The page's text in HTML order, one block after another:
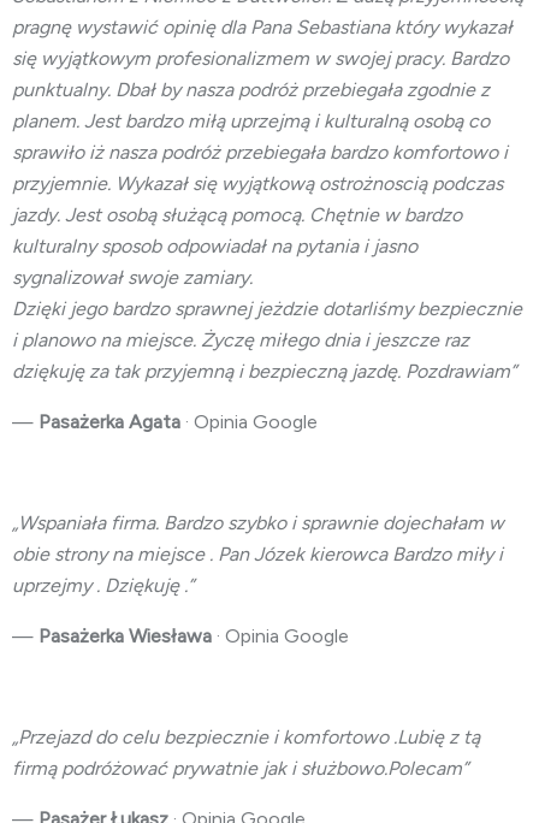
pragnę wystawić opinię dla Pana Sebastiana który wykazał
się wyjątkowym profesionalizmem w swojej pracy. Bardzo
punktualny. Dbał by nasza podróż przebiegała zgodnie z
planem. Jest bardzo miłą uprzejmą i kulturalną osobą co
sprawiło iż nasza podróż przebiegała bardzo komfortowo i
przyjemnie. Wykazał się wyjątkową ostrożnoscią podczas
jazdy. Jest osobą służącą pomocą. Chętnie w bardzo
kulturalny sposob odpowiadał na pytania i jasno
sygnalizował swoje zamiary.
Dzięki jego bardzo sprawnej jeżdzie dotarliśmy bezpiecznie
i planowo na miejsce. Życzę miłego dnia i jeszcze raz
dziękuję za tak przyjemną i bezpieczną jazdę. Pozdrawiam”
— Pasażerka Agata · Opinia Google
„Wspaniała firma. Bardzo szybko i sprawnie dojechałam w
obie strony na miejsce . Pan Józek kierowca Bardzo miły i
uprzejmy . Dziękuję .”
— Pasażerka Wiesława · Opinia Google
„Przejazd do celu bezpiecznie i komfortowo .Lubię z tą
firmą podróżować prywatnie jak i służbowo.Polecam”